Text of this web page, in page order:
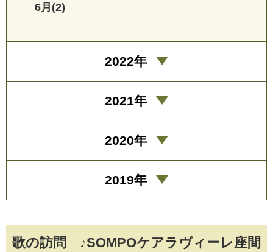
歌の訪問 ♪SOMPOケアラヴィーレ座間
6月(2)
2022年
2021年
2020年
2019年